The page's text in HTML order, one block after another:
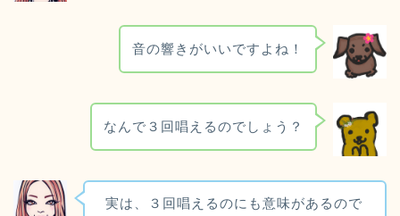
音の響きがいいですよね！
なんで３回唱えるのでしょう？
実は、３回唱えるのにも意味があるので